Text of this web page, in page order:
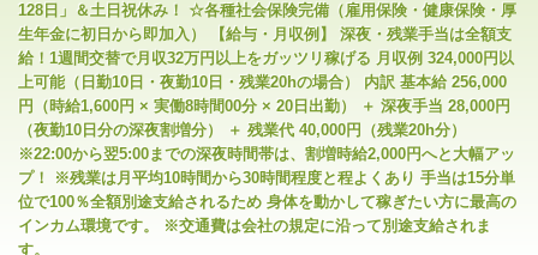
128日」＆土日祝休み！ ☆各種社会保険完備（雇用保険・健康保険・厚
生年金に初日から即加入） 【給与・月収例】 深夜・残業手当は全額支
給！1週間交替で月収32万円以上をガッツリ稼げる 月収例 324,000円以
上可能（日勤10日・夜勤10日・残業20hの場合） 内訳 基本給 256,000
円（時給1,600円 × 実働8時間00分 × 20日出勤） ＋ 深夜手当 28,000円
（夜勤10日分の深夜割増分） ＋ 残業代 40,000円（残業20h分）
※22:00から翌5:00までの深夜時間帯は、割増時給2,000円へと大幅アッ
プ！ ※残業は月平均10時間から30時間程度と程よくあり 手当は15分単
位で100％全額別途支給されるため 身体を動かして稼ぎたい方に最高の
インカム環境です。 ※交通費は会社の規定に沿って別途支給されま
す。